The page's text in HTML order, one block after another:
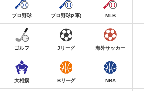
プロ野球 プロ野球(2軍) MLB
ゴルフ Jリーグ 海外サッカー
大相撲 Bリーグ NBA